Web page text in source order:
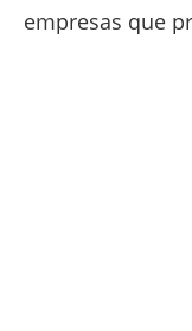
empresas que